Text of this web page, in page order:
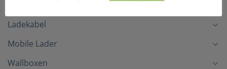
Ladekabel
Mobile Lader
Wallboxen